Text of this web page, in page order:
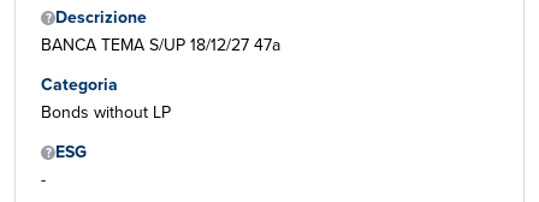
Descrizione
BANCA TEMA S/UP 18/12/27 47a
Categoria
Bonds without LP
ESG
-